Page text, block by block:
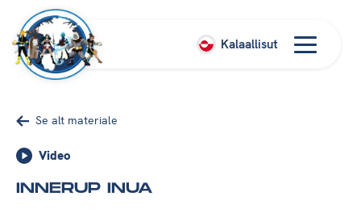
Kalaallisut
Se alt materiale
Video
INNERUP INUA